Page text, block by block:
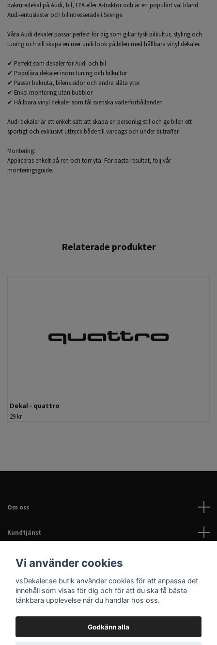
bakrutedekal på Audi, bil, EPA eller A-traktor och är ett populärt val bland
Audi-entusiaster och bilintresserade i Sverige.
Våra Audi dekaler passar perfekt för dig som gillar tysk bilkultur, styling och
tuning och vill skapa en mer unik look på bilen med hållbara vinyl dekaler.
✔ Perfekt som dekaler för Audi och bil
✔ Populära dekaler inom tuning och bilkultur
✔ Passar bakruta, bilens sidor och andra släta ytor
✔ Enkel montering utan bubblor
✔ Hållbara vinyl dekaler som tål svenska väderförhållanden
Audi dekaler är ett enkelt sätt att skapa en personlig stil och ge bilen ett
sportigt och exklusivt uttryck både till vardags och under bilträffar.
Montering:
Appliceras enkelt på ren och torr yta. För bästa resultat, följ vår
monteringsguide.
Dekal - quattro
29 kr
Om oss
Kundtjänst
Läs mer
Sociala medier
Vi använder cookies
vsDekaler.se butik använder cookies för att anpassa det
innehåll som visas för dig och för att du ska få bästa
tänkbara upplevelse när du handlar hos oss.
Godkänn alla